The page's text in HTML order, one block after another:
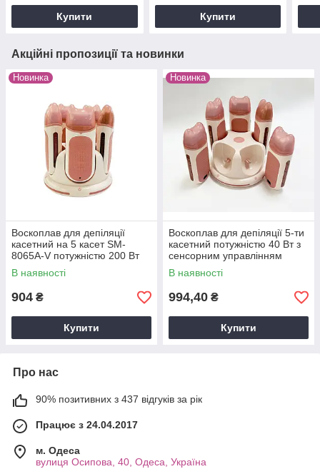
Купити Купити
Акційні пропозиції та новинки
Новинка
Воскоплав для депіляції
касетний на 5 касет SM-
8065А-V потужністю 200 Вт
В наявності
904 ₴
Купити
Новинка
Воскоплав для депіляції 5-ти
касетний потужністю 40 Вт з
сенсорним управлінням
В наявності
994,40 ₴
Купити
Про нас
90% позитивних з 437 відгуків за рік
Працює з 24.04.2017
м. Одеса
вулиця Осипова, 40, Одеса, Україна